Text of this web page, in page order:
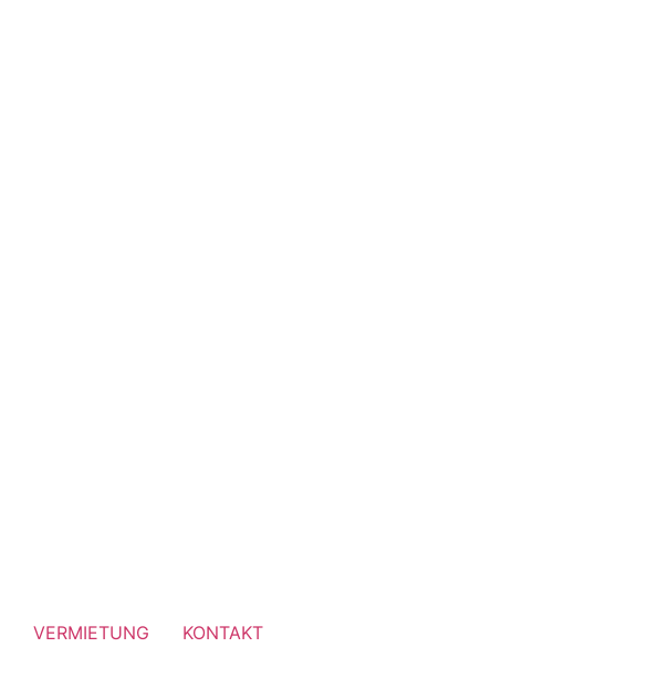
VERMIETUNG KONTAKT